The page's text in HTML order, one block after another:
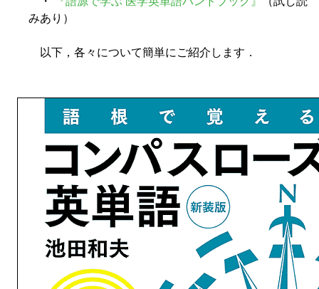
みあり）
以下，各々について簡単にご紹介します．